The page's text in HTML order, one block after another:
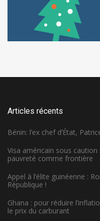
Articles récents
Bénin: l’ex chef d’État,
Visa américain sous
pauvreté comme frontière
Appel à l’élite guinéenne :
République !
Ghana : pour réduire
le prix du carburant